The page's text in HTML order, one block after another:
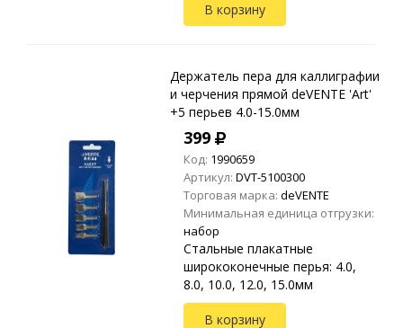
В корзину
Держатель пера для каллиграфии
и черчения прямой deVENTE 'Art'
+5 перьев 4.0-15.0мм
399
Код: 1990659
Артикул: DVT-5100300
Торговая марка: deVENTE
Минимальная единица отгрузки:
набор
Стальные плакатные
ширококонечные перья: 4.0,
8.0, 10.0, 12.0, 15.0мм
В корзину